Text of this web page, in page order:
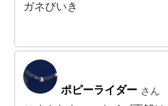
ガネびいき
ポピーライダー さん